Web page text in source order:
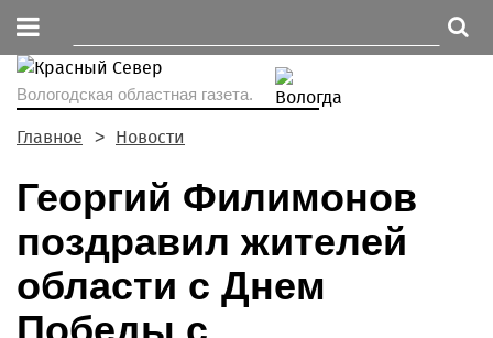
Вологодская областная газета.
Главное Новости
Георгий Филимонов
поздравил жителей
области с Днем